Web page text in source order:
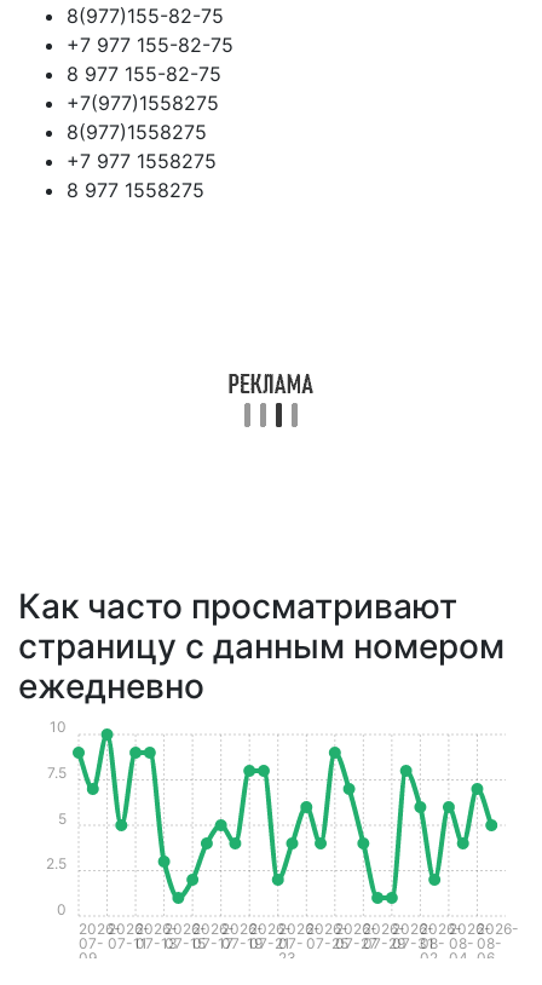
8(977)155-82-75
+7 977 155-82-75
8 977 155-82-75
+7(977)1558275
8(977)1558275
+7 977 1558275
8 977 1558275
Как часто просматривают
страницу с данным номером
ежедневно
2026-
07-
09
2026-
07-11
2026-
07-13
2026-
07-15
2026-
07-17
2026-
07-19
2026-
07-21
2026-
07-
23
2026-
07-25
2026-
07-27
2026-
07-29
2026-
07-31
2026-
08-
02
2026-
08-
04
2026-
08-
06
0
2.5
5
7.5
10